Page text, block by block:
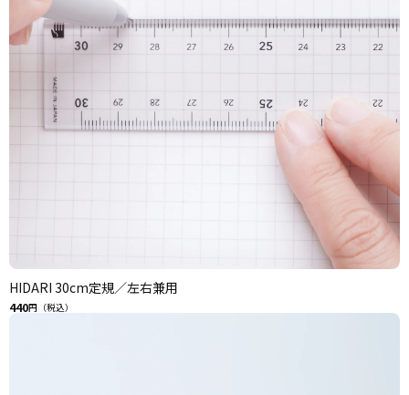
HIDARI 30cm定規／左右兼用
440円（税込）